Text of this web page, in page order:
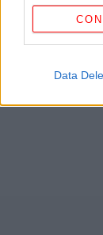
Data
ΓΆΜΟΣ